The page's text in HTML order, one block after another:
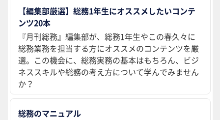
【編集部厳選】総務1年生にオススメしたいコンテ
ンツ20本
『月刊総務』編集部が、総務1年生やこの春久々に
総務業務を担当する方にオススメのコンテンツを厳
選。この機会に、総務実務の基本はもちろん、ビジ
ネススキルや総務の考え方について学んでみません
か？
総務のマニュアル